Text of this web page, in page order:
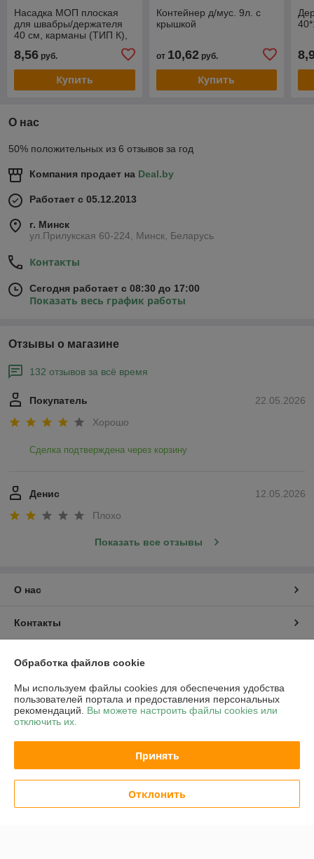
Насадка МОП плоская
для швабры/держателя
40 см, карманы (ТИП К),
LAIMA
8,56 руб.
Купить
Контейнер д/мус. 9л. с
крышкой
от 10,62руб.
Купить
О нас
50% положительных из 6 отзывов за год
Компания продает на Deal.by
Работает с 05.12.2013
г. Минск
ул.Прилукская 60-224, Минск, Беларусь
Контакты
Сегодня работает с 08:30 до 17:00
Показать весь график работы
Отзывы о магазине
132 отзывов за всё время
22.05.2026
Покупатель
Хорошо
Сделка подтверждена через корзину
12.05.2026
Денис
Плохо
Показать все отзывы
О нас
Контакты
График работы
Полная версия сайта
Политика обработки cookies
Обработка файлов cookie
Мы используем файлы cookies для обеспечения удобства
пользователей портала и предоставления персональных
рекомендаций. Вы можете настроить файлы cookies или
отключить их.
Принять
Отклонить